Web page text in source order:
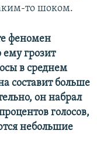
то шоком.
феномен
ему грозит
в среднем
составит больше
он набрал
голосов,
небольшие